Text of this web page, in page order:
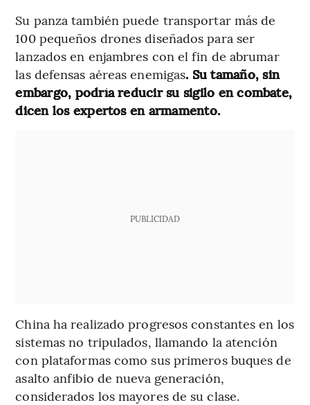
Su panza también puede transportar más de
100 pequeños drones diseñados para ser
lanzados en enjambres con el fin de abrumar
las defensas aéreas enemigas. Su tamaño, sin
embargo, podría reducir su sigilo en combate,
dicen los expertos en armamento.
PUBLICIDAD
China ha realizado progresos constantes en los
sistemas no tripulados, llamando la atención
con plataformas como sus primeros buques de
asalto anfibio de nueva generación,
considerados los mayores de su clase.